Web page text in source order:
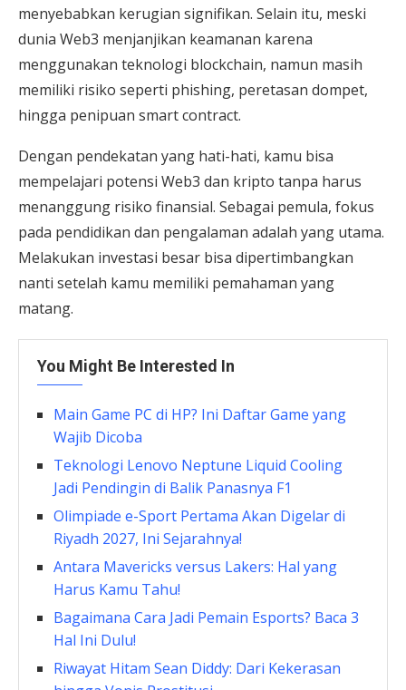
menyebabkan kerugian signifikan. Selain itu, meski
dunia Web3 menjanjikan keamanan karena
menggunakan teknologi blockchain, namun masih
memiliki risiko seperti phishing, peretasan dompet,
hingga penipuan smart contract.
Dengan pendekatan yang hati-hati, kamu bisa
mempelajari potensi Web3 dan kripto tanpa harus
menanggung risiko finansial. Sebagai pemula, fokus
pada pendidikan dan pengalaman adalah yang utama.
Melakukan investasi besar bisa dipertimbangkan
nanti setelah kamu memiliki pemahaman yang
matang.
You Might Be Interested In
Main Game PC di HP? Ini Daftar Game yang
Wajib Dicoba
Teknologi Lenovo Neptune Liquid Cooling
Jadi Pendingin di Balik Panasnya F1
Olimpiade e-Sport Pertama Akan Digelar di
Riyadh 2027, Ini Sejarahnya!
Antara Mavericks versus Lakers: Hal yang
Harus Kamu Tahu!
Bagaimana Cara Jadi Pemain Esports? Baca 3
Hal Ini Dulu!
Riwayat Hitam Sean Diddy: Dari Kekerasan